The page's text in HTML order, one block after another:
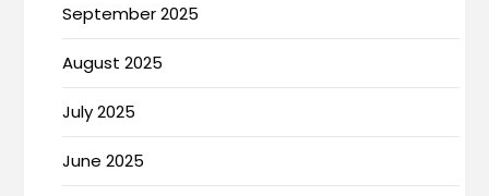
September 2025
August 2025
July 2025
June 2025